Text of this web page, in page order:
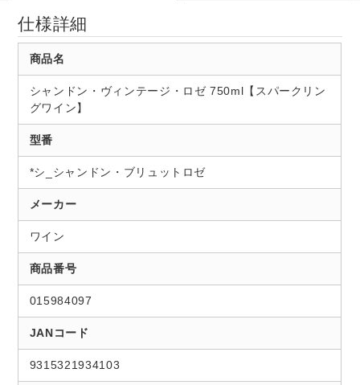
仕様詳細
商品名
シャンドン・ヴィンテージ・ロゼ 750ml【スパークリン
グワイン】
型番
*シ_シャンドン・ブリュットロゼ
メーカー
ワイン
商品番号
015984097
JANコード
9315321934103